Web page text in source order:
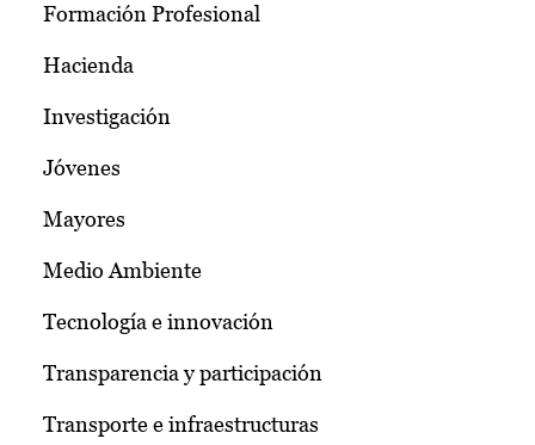
Formación Profesional
Hacienda
Investigación
Jóvenes
Mayores
Medio Ambiente
Tecnología e innovación
Transparencia y participación
Transporte e infraestructuras